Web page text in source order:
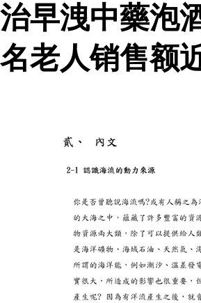
治早洩中藥泡
名老人销售额